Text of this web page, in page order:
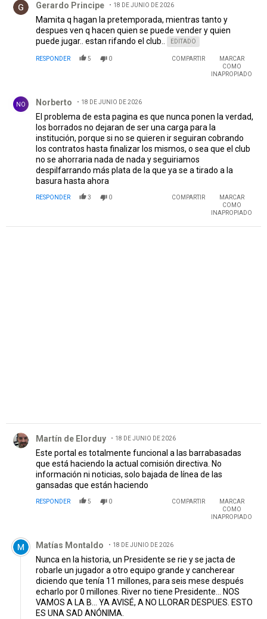
Gerardo Principe 18 DE JUNIO DE 2026
Mamita q hagan la pretemporada, mientras tanto y
despues ven q hacen quien se puede vender y quien
puede jugar.. estan rifando el club..
EDITADO
RESPONDER 5 0 COMPARTIR
MARCAR
COMO
INAPROPIADO
NO Norberto 18 DE JUNIO DE 2026
El problema de esta pagina es que nunca ponen la verdad,
los borrados no dejaran de ser una carga para la
institución, porque si no se quieren ir seguiran cobrando
los contratos hasta finalizar los mismos, o sea que el club
no se ahorraria nada de nada y seguiriamos
despilfarrando más plata de la que ya se a tirado a la
basura hasta ahora
RESPONDER 3 0 COMPARTIR
MARCAR
COMO
INAPROPIADO
Martín de Elorduy 18 DE JUNIO DE 2026
Este portal es totalmente funcional a las barrabasadas
que está haciendo la actual comisión directiva. No
información ni noticias, solo bajada de línea de las
gansadas que están haciendo
RESPONDER 5 0 COMPARTIR
MARCAR
COMO
INAPROPIADO
Comentario de Matías Montaldo.
Matías Montaldo 18 DE JUNIO DE 2026
Nunca en la historia, un Presidente se rie y se jacta de
robarle un jugador a otro equipo grande y cancherear
diciendo que tenía 11 millones, para seis mese después
echarlo por 0 millones. River no tiene Presidente... NOS
VAMOS A LA B... YA AVISÉ, A NO LLORAR DESPUES. ESTO
ES UNA SAD ANÓNIMA.